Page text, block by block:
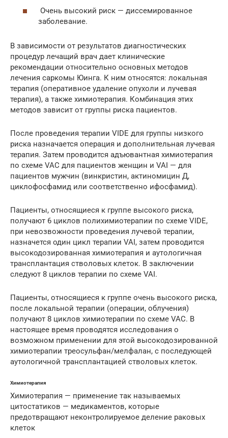
Очень высокий риск — диссемированное
заболевание.
В зависимости от результатов диагностических
процедур лечащий врач дает клинические
рекомендации относительно основных методов
лечения саркомы Юинга. К ним относятся: локальная
терапия (оперативное удаление опухоли и лучевая
терапия), а также химиотерапия. Комбинация этих
методов зависит от группы риска пациентов.
После проведения терапии VIDE для группы низкого
риска назначается операция и дополнительная лучевая
терапия. Затем проводится адъювантная химиотерапия
по схеме VAC для пациентов женщин и VAI — для
пациентов мужчин (винкристин, актиномицин Д,
циклофосфамид или соответственно ифосфамид).
Пациенты, относящиеся к группе высокого риска,
получают 6 циклов полихимиотерапии по схеме VIDE,
при невозвожности проведения лучевой терапии,
назначется один цикл терапии VAI, затем проводится
высокодозированная химиотерапия и аутологичная
трансплантация стволовых клеток. В заключении
следуют 8 циклов терапии по схеме VAI.
Пациенты, относящиеся к группе очень высокого риска,
после локальной терапии (операции, облучения)
получают 8 циклов химиотерапии по схеме VAC. В
настоящее время проводятся исследования о
возможном применении для этой высокодозированной
химиотерапии треосульфан/мелфалан, с последующей
аутологичной трансплантацией стволовых клеток.
Химиотерапия
Химиотерапия — применение так называемых
цитостатиков — медикаментов, которые
предотвращают неконтролируемое деление раковых
клеток